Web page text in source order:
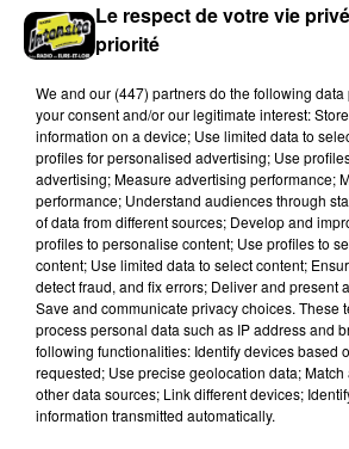
Nottonville : un feu de
mobilise 13 sapeurs-pompiers
Un incendie s'est déclaré en
août dans le jardin d'une
L'intervention rapide des secours
d'éteindre...
A LA UNE
Le respect de votre vie
priorité
We and our (447) partnersdo the following
your consent and/or our legitimate interest:
information on a device; Use limited data to
profiles for personalised advertising; Use
advertising; Measure advertising performance;
performance; Understand audiences through
of data from different sources; Develop and
profiles to personalise content; Use profiles to
content; Use limited data to select content;
detect fraud, and fix errors; Deliver and present
Save and communicate privacy choices. These
process personal data such as IP address and
following functionalities: Identify devices based
requested; Use precise geolocation data;
other data sources; Link different devices;
information transmitted automatically.